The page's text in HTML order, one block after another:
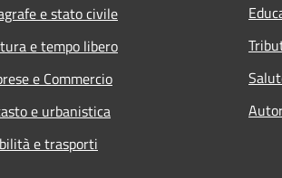
e stato civile
e tempo libero
e Commercio
e urbanistica
e trasporti